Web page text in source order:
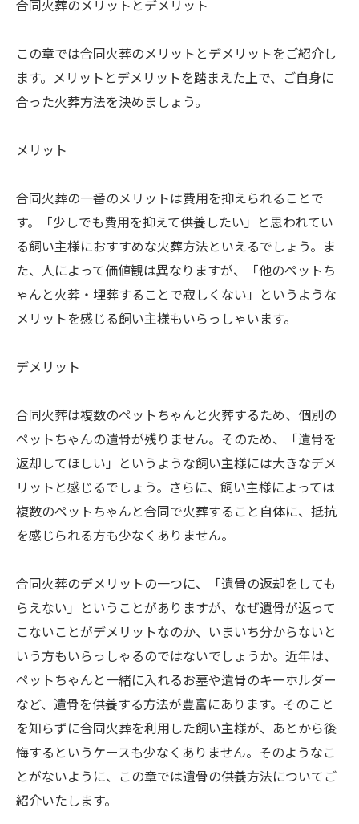
合同火葬のメリットとデメリット
この章では合同火葬のメリットとデメリットをご紹介し
ます。メリットとデメリットを踏まえた上で、ご自身に
合った火葬方法を決めましょう。
メリット
合同火葬の一番のメリットは費用を抑えられることで
す。「少しでも費用を抑えて供養したい」と思われてい
る飼い主様におすすめな火葬方法といえるでしょう。ま
た、人によって価値観は異なりますが、「他のペットち
ゃんと火葬・埋葬することで寂しくない」というような
メリットを感じる飼い主様もいらっしゃいます。
デメリット
合同火葬は複数のペットちゃんと火葬するため、個別の
ペットちゃんの遺骨が残りません。そのため、「遺骨を
返却してほしい」というような飼い主様には大きなデメ
リットと感じるでしょう。さらに、飼い主様によっては
複数のペットちゃんと合同で火葬すること自体に、抵抗
を感じられる方も少なくありません。
合同火葬のデメリットの一つに、「遺骨の返却をしても
らえない」ということがありますが、なぜ遺骨が返って
こないことがデメリットなのか、いまいち分からないと
いう方もいらっしゃるのではないでしょうか。近年は、
ペットちゃんと一緒に入れるお墓や遺骨のキーホルダー
など、遺骨を供養する方法が豊富にあります。そのこと
を知らずに合同火葬を利用した飼い主様が、あとから後
悔するというケースも少なくありません。そのようなこ
とがないように、この章では遺骨の供養方法についてご
紹介いたします。